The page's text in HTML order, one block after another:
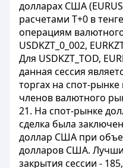
долларах США
расчетами T+0 в
операциям валютного
USDKZT_0_002,
Для USDKZT_TOD,
данная сессия
торгах на спот-
членов валютного
21. На спот-рынке
сделка была
доллар США при
долларов США.
закрытия сессии -